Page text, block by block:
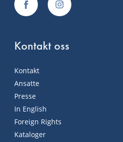
Kontakt oss
Kontakt
Ansatte
Presse
In English
Foreign Rights
Kataloger